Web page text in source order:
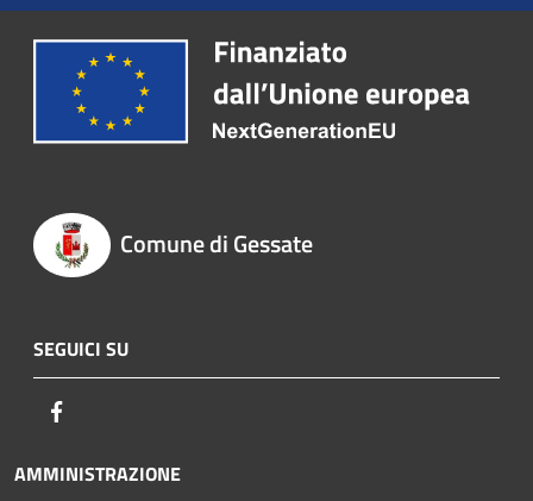
Comune di Gessate
SEGUICI SU
AMMINISTRAZIONE